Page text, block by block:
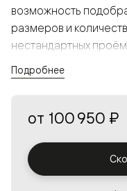
возможность
размеров и
нестандартных
а большой выбор
решения в
Подробнее
от 100 950 ₽